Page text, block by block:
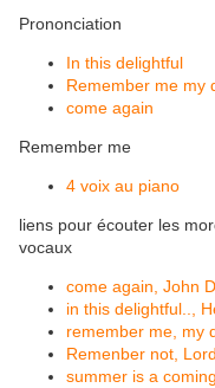
Prononciation
In this delightful
Remember me my
come again
Remember me
4 voix au piano
liens pour écouter les
vocaux
come again, John
in this delightful..,
remember me, my
Remenber not,
summer is a